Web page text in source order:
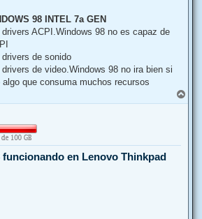
98 INTEL 7a GEN
ACPI.Windows 98 no es capaz de
de sonido
de video.Windows 98 no ira bien si
que consuma muchos recursos
r
funcionando en Lenovo Thinkpad